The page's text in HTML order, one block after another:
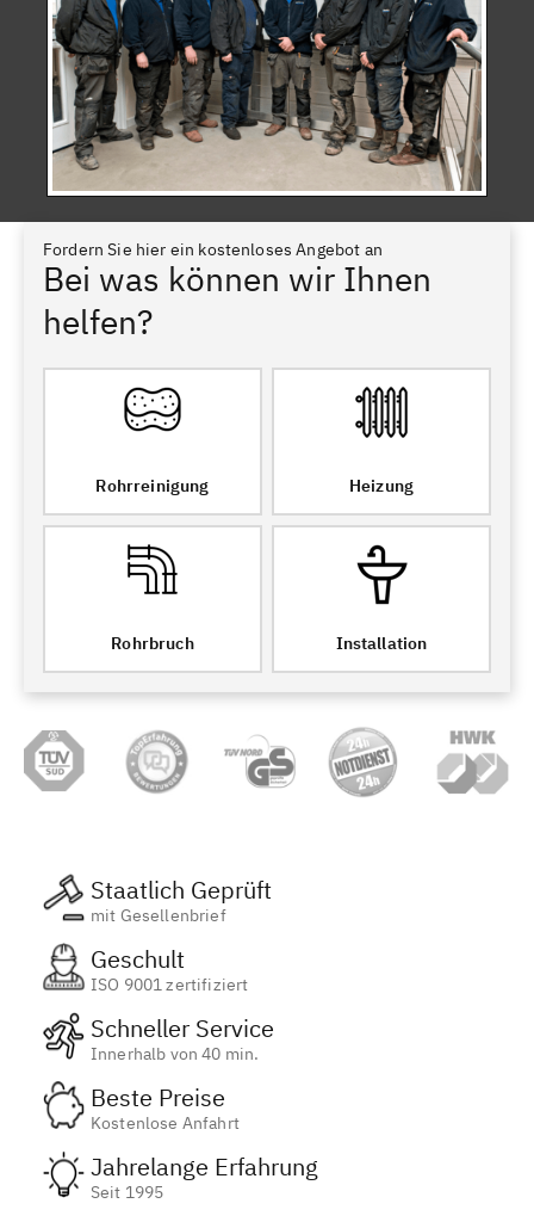
Fordern Sie hier ein kostenloses Angebot an
Bei was können wir Ihnen
helfen?
Rohrreinigung Heizung
Rohrbruch Installation
Staatlich Geprüft
mit Gesellenbrief
Geschult
ISO 9001 zertifiziert
Schneller Service
Innerhalb von 40 min.
Beste Preise
Kostenlose Anfahrt
Jahrelange Erfahrung
Seit 1995